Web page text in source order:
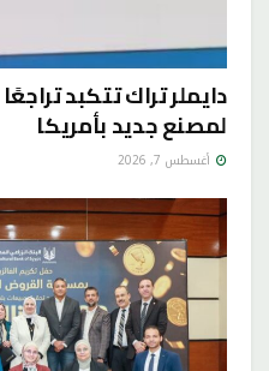
دايملر تراك تتكبد
لمصنع جديد بأمريكا
أغسطس 7, 2026